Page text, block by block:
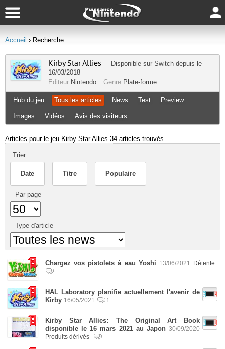
Accueil › Recherche
Kirby Star Allies Disponible sur Switch depuis le
16/03/2018
Editeur Nintendo Genre Plate-forme
Hub du jeu Tous les articles News Test Preview
Images Vidéos Avis des visiteurs
Articles pour le jeu Kirby Star Allies 34 articles trouvés
Trier
Date Titre Populaire
Par page
Type d'article
Chargez vos pistolets à eau Yoshi 13/06/2021 Détente
HAL Laboratory planifie actuellement l'avenir de
Kirby 16/05/2021 1
Kirby Star Allies: The Original Art Book
disponible le 16 mars 2021 au Japon 30/09/2020
Produits dérivés